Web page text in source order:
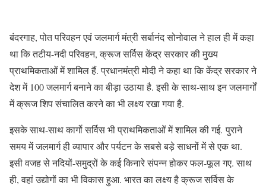
बंदरगाह, पोत परिवहन एवं जलमार्ग मंत्री सर्बानंद सोनोवाल ने हाल ही में कहा
था कि तटीय-नदी परिवहन, क्रूज सर्विस केंद्र सरकार की मुख्य
प्राथमिकताओं में शामिल हैं. प्रधानमंत्री मोदी ने कहा था कि केंद्र सरकार ने
देश में 100 जलमार्ग बनाने का बीड़ा उठाया है. इसी के साथ-साथ इन जलमार्गों
में क्रूज शिप संचालित करने का भी लक्ष्य रखा गया है.
इसके साथ-साथ कार्गो सर्विस भी प्राथमिकताओं में शामिल की गई. पुराने
समय में जलमार्ग ही व्यापार और पर्यटन के सबसे बड़े साधनों में से एक था.
इसी वजह से नदियों-समुद्रों के कई किनारे संपन्न होकर फल-फूल गए. साथ
ही, वहां उद्योगों का भी विकास हुआ. भारत का लक्ष्य है क्रूज सर्विस के